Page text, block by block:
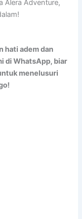
Alera Adventure,
hati adem dan
di WhatsApp, biar
menelusuri